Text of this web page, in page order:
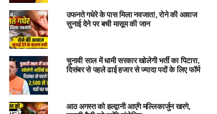
की सहायता से घायल को अस्पताल पहुंचाया गया। चिकित्सकों ने बताया
कि युवक करीब 45 प्रतिशत तक झुलसा है।
उफनते गधेरे के पास मिला नवजात!, रोने की आवाज
सुनाई देने पर बची मासूम की जान
चुनावी साल में धामी सरकार खोलेगी भर्ती का पिटारा,
दिसंबर से पहले ढाई हजार से ज्यादा पदों के लिए फॉर्म
आठ अगस्त को हल्द्वानी आएंगे मल्लिकार्जुन खरगे,